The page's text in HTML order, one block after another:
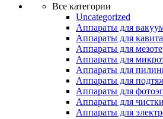
Все категории
Uncategorized
Аппараты для
Аппараты для
Аппараты для
Аппараты для
Аппараты для
Аппараты для
Аппараты для
Аппараты для
Аппараты для